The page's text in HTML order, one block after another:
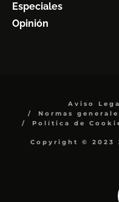
Especiales
Opinión
Aviso
Normas
Política de
Copyright © 2023